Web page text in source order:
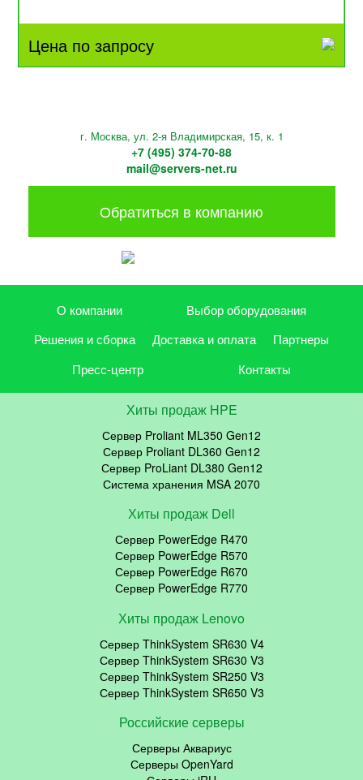
Цена по запросу
г. Москва, ул. 2-я Владимирская, 15, к. 1
+7 (495) 374-70-88
mail@servers-net.ru
Обратиться в компанию
О компании
Выбор оборудования
Решения и сборка
Доставка и оплата
Партнеры
Пресс-центр
Контакты
Хиты продаж HPE
Сервер Proliant ML350 Gen12
Сервер Proliant DL360 Gen12
Сервер ProLiant DL380 Gen12
Система хранения MSA 2070
Хиты продаж Dell
Сервер PowerEdge R470
Сервер PowerEdge R570
Сервер PowerEdge R670
Сервер PowerEdge R770
Хиты продаж Lenovo
Сервер ThinkSystem SR630 V4
Сервер ThinkSystem SR630 V3
Сервер ThinkSystem SR250 V3
Сервер ThinkSystem SR650 V3
Российские серверы
Серверы Аквариус
Серверы OpenYard